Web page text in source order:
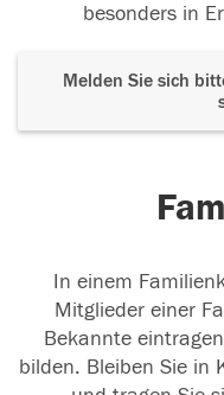
besonders in
Melden Sie sich
In einem
Mitglieder einer
Bekannte
bilden. Bleiben Sie in